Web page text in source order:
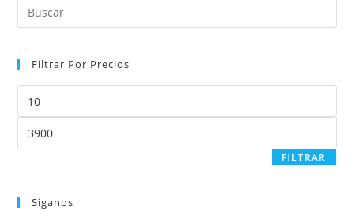
Filtrar Por Precios
mínimo
máximo
FILTRAR
Siganos